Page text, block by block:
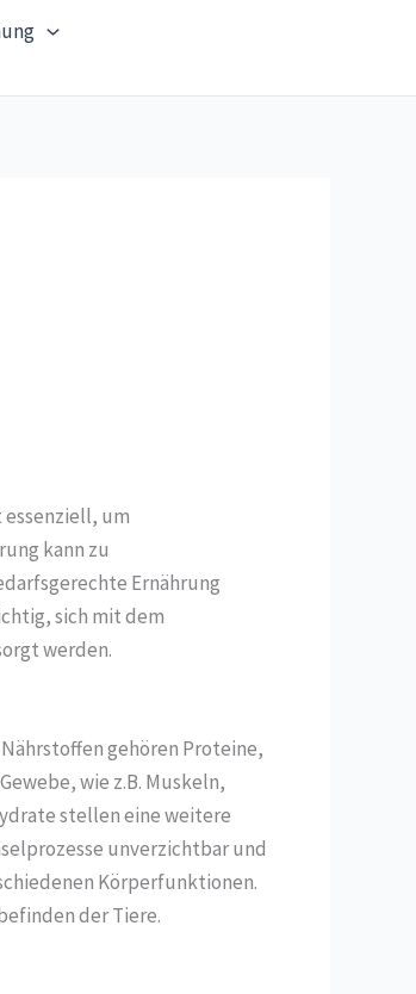
essenziell, um
kann zu
Ernährung
sich mit dem
werden.
gehören Proteine,
wie z.B. Muskeln,
stellen eine weitere
unverzichtbar und
Körperfunktionen.
der Tiere.